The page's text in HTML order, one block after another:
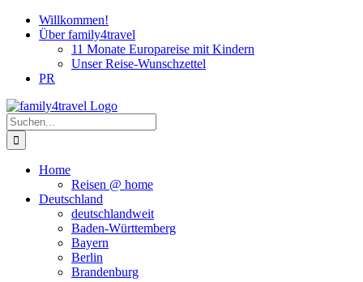
Zum
Inhalt
Willkommen!
Über family4travel
11 Monate Europareise mit Kindern
Unser Reise-Wunschzettel
PR
instagram
facebook
pinterest
Suche
nach:
Home
Reisen @ home
Deutschland
deutschlandweit
Baden-Württemberg
Bayern
Berlin
Brandenburg